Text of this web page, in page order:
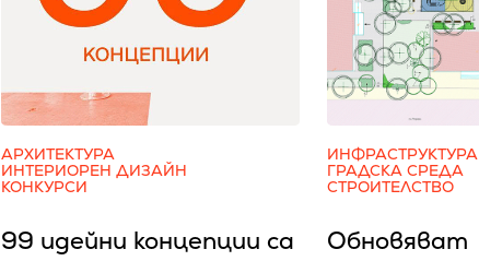
АРХИТЕКТУРА
ИНТЕРИОРЕН ДИЗАЙН
КОНКУРСИ
99 идейни концепции са
ИНФРАСТРУКТУРА
ГРАДСКА СРЕДА
СТРОИТЕЛСТВО
Обновяват